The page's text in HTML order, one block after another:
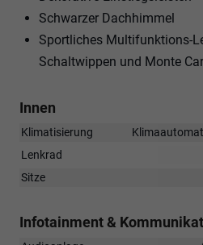
Schwarzer Dachhimmel
Sportliches Multifunktions-
Schaltwippen und Monte
Innen
Klimatisierung
Lenkrad
Sitze
Infotainment &